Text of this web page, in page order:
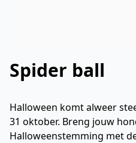
Spider ball
Halloween komt alweer
31 oktober. Breng jouw
Halloweenstemming met